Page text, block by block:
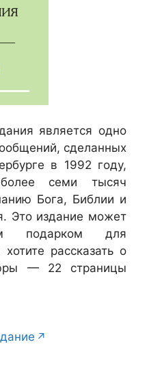
является одно
сделанных
в 1992 году,
семи тысяч
Бога, Библии и
Это издание может
подарком для
рассказать о
— 22 страницы